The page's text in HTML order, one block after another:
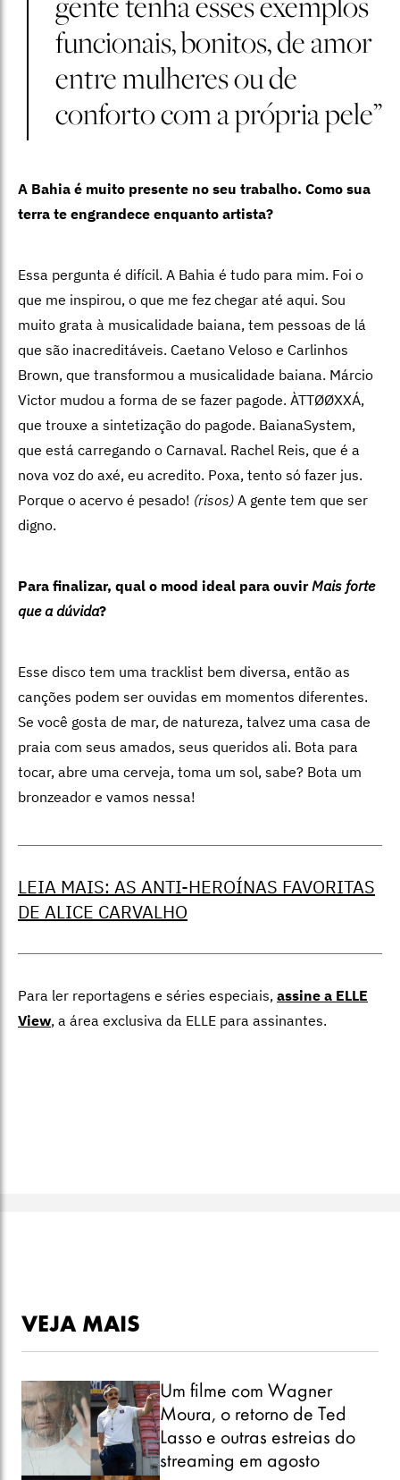
funcionais, bonitos, de amor
entre mulheres ou de
conforto com a própria pele”
A Bahia é muito presente no seu trabalho. Como sua
terra te engrandece enquanto artista?
Essa pergunta é difícil. A Bahia é tudo para mim. Foi o
que me inspirou, o que me fez chegar até aqui. Sou
muito grata à musicalidade baiana, tem pessoas de lá
que são inacreditáveis. Caetano Veloso e Carlinhos
Brown, que transformou a musicalidade baiana. Márcio
Victor mudou a forma de se fazer pagode. ÀTTØØXXÁ,
que trouxe a sintetização do pagode. BaianaSystem,
que está carregando o Carnaval. Rachel Reis, que é a
nova voz do axé, eu acredito. Poxa, tento só fazer jus.
Porque o acervo é pesado! (risos) A gente tem que ser
digno.
Para finalizar, qual o mood ideal para ouvirMais forte
que a dúvida?
Esse disco tem uma tracklist bem diversa, então as
canções podem ser ouvidas em momentos diferentes.
Se você gosta de mar, de natureza, talvez uma casa de
praia com seus amados, seus queridos ali. Bota para
tocar, abre uma cerveja, toma um sol, sabe? Bota um
bronzeador e vamos nessa!
LEIA MAIS: AS ANTI-HEROÍNAS FAVORITAS
DE ALICE CARVALHO
Para ler reportagens e séries especiais, assine a ELLE
View, a área exclusiva da ELLE para assinantes.
VEJA MAIS
Um filme com Wagner
Moura, o retorno de Ted
Lasso e outras estreias do
streaming em agosto